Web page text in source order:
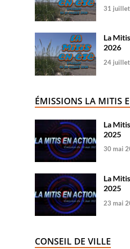
31
La
2026
24
ÉMISSIONS LA MITIS
La
2025
30 mai
La
2025
23 mai
CONSEIL DE VILLE